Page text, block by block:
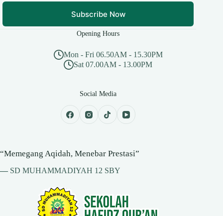
Subscribe Now
Opening Hours
Mon - Fri 06.50AM - 15.30PM
Sat 07.00AM - 13.00PM
Social Media
“Memegang Aqidah, Menebar Prestasi”
— SD MUHAMMADIYAH 12 SBY